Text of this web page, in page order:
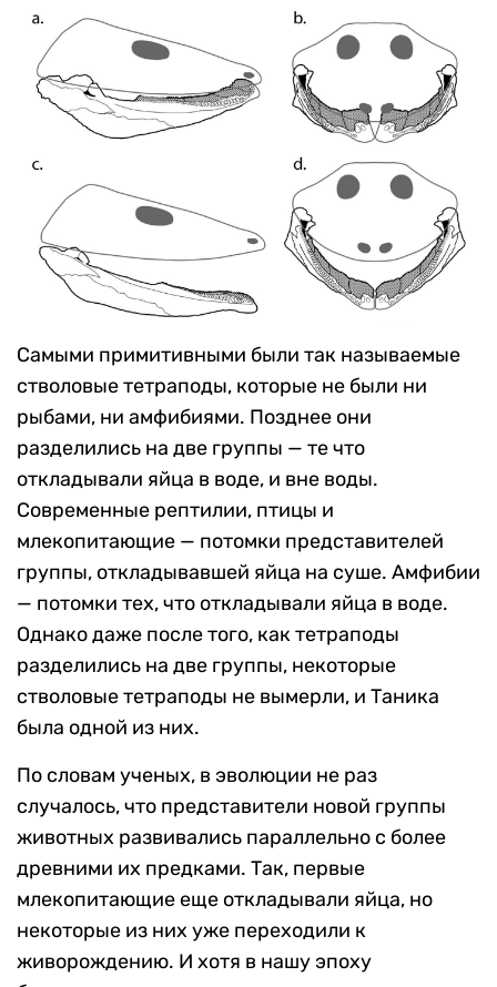
Самыми примитивными были так называемые
стволовые тетраподы, которые не были ни
рыбами, ни амфибиями. Позднее они
разделились на две группы — те что
откладывали яйца в воде, и вне воды.
Современные рептилии, птицы и
млекопитающие — потомки представителей
группы, откладывавшей яйца на суше. Амфибии
— потомки тех, что откладывали яйца в воде.
Однако даже после того, как тетраподы
разделились на две группы, некоторые
стволовые тетраподы не вымерли, и Таника
была одной из них.
По словам ученых, в эволюции не раз
случалось, что представители новой группы
животных развивались параллельно с более
древними их предками. Так, первые
млекопитающие еще откладывали яйца, но
некоторые из них уже переходили к
живорождению. И хотя в нашу эпоху